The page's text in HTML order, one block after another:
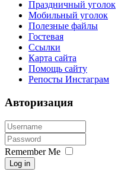
Праздничный уголок
Мобильный уголок
Полезные файлы
Гостевая
Ссылки
Карта сайта
Помощь сайту
Репосты Инстаграм
Авторизация
Remember Me
Log in